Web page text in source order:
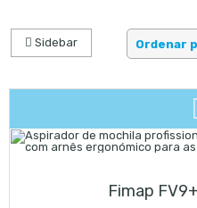
Sidebar
Fimap